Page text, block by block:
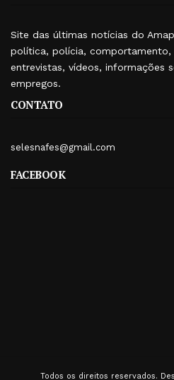
Site das últimas notícias do
política, polícia, comportamento,
entrevistas, vídeos, informações
empregos.
CONTATO
selesnafes@gmail.com
FACEBOOK
Todos os direitos reservados.